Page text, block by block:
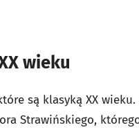
wieku
są klasyką XX wieku.
Strawińskiego,